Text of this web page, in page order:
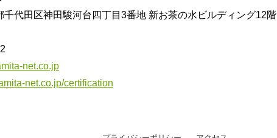
千代田区神田駿河台四丁目3番地 新お茶の水ビルディング12階
net.co.jp
net.co.jp/certification